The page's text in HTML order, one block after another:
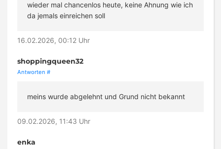
wieder mal chancenlos heute, keine Ahnung wie ich
da jemals einreichen soll
16.02.2026, 00:12 Uhr
shoppingqueen32
Antworten #
meins wurde abgelehnt und Grund nicht bekannt
09.02.2026, 11:43 Uhr
enka